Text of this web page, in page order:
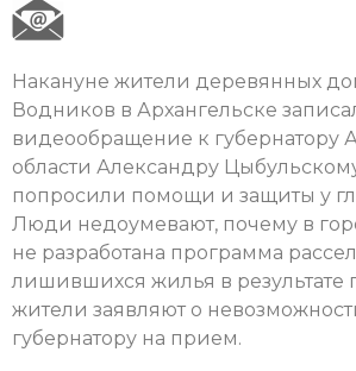
Накануне жители деревянных
Водников в Архангельске
видеообращение к губернатору
области Александру
попросили помощи и защиты у
Люди недоумевают, почему в
не разработана программа
лишившихся жилья в результате
жители заявляют о
губернатору на прием.